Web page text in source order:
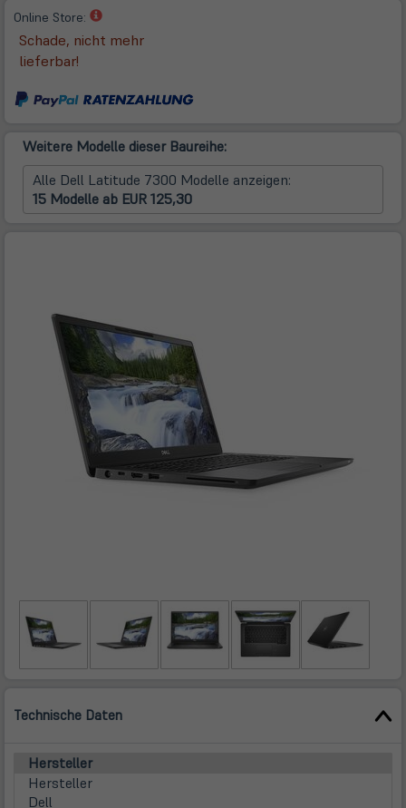
Online Store:
(öffnet
in
neuem
Schade, nicht mehr
lieferbar!
Weitere Modelle dieser Baureihe:
Alle Dell Latitude 7300 Modelle anzeigen:
15 Modelle ab EUR 125,30
Technische Daten
Hersteller
Hersteller
Dell